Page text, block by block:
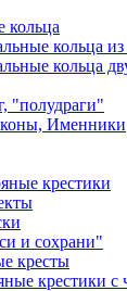
кольца
кольца из
кольца
"полудраги"
Именники
крестики
и сохрани"
кресты
крестики с